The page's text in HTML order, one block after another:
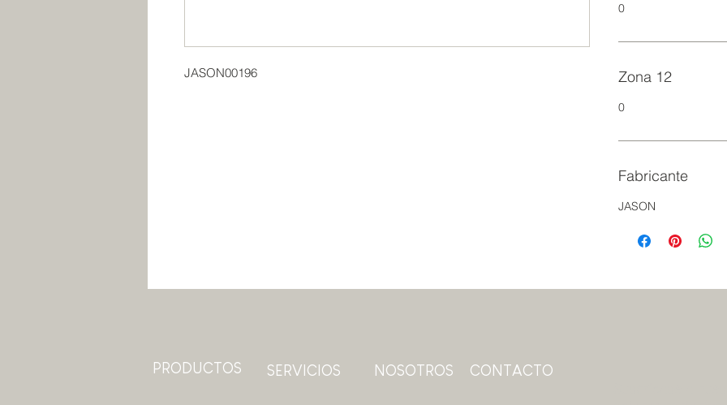
JASON00196
0
Zona 12
0
Fabricante
JASON
PRODUCTOS SERVICIOS NOSOTROS CONTACTO